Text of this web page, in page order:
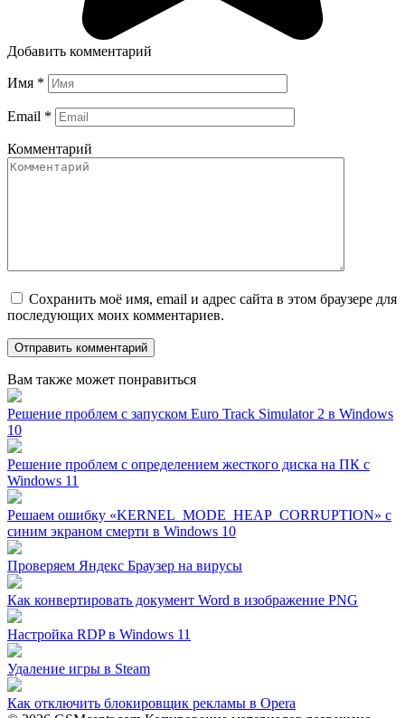
Добавить комментарий
Имя *
Email *
Комментарий
Сохранить моё имя, email и адрес сайта в этом браузере для
последующих моих комментариев.
Вам также может понравиться
Решение проблем с запуском Euro Track Simulator 2 в Windows
10
Решение проблем с определением жесткого диска на ПК с
Windows 11
Решаем ошибку «KERNEL_MODE_HEAP_CORRUPTION» с
синим экраном смерти в Windows 10
Проверяем Яндекс Браузер на вирусы
Как конвертировать документ Word в изображение PNG
Настройка RDP в Windows 11
Удаление игры в Steam
Как отключить блокировщик рекламы в Opera